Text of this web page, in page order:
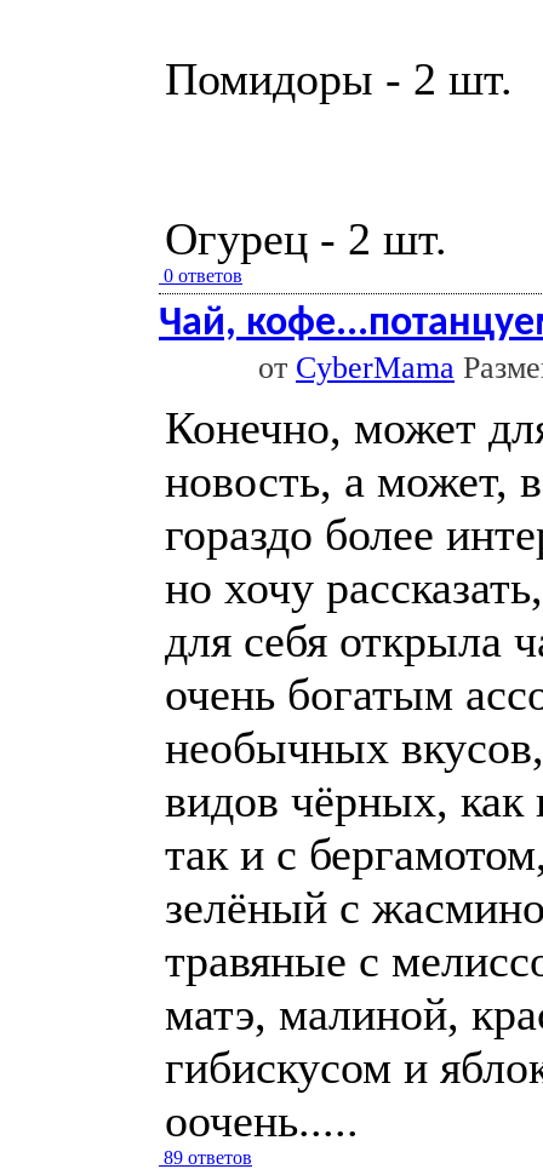
Помидоры - 2 шт.
Огурец - 2 шт.
0 ответов
Чай,
от CyberMama
Конечно, может
новость, а может,
гораздо более
но хочу
для себя открыла
очень богатым
необычных
видов чёрных, как
так и с
зелёный с
травяные с
матэ, малиной,
гибискусом и
оочень.....
89 ответов